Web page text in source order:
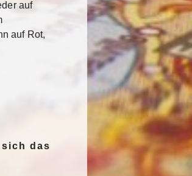
auf
auf Rot,
das